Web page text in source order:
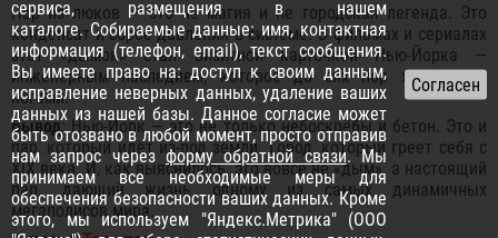
Пар из люков — это не магия и не городская легенда. Это
конденсат и сброс давления в системе. В фильмах и сериалах
этот «дымок» стал визитной карточкой Нью-Йорка —
инженерным наследием, которое до сих пор живёт под
ногами.
Вывод: Нью-Йорк — это не только небоскрёбы и бетон. Это и
пар, который идёт из-под земли. Город, который греет себя с
XIX века. И, как выяснилось, это вовсе не «дым», а настоящий
пар, дающий жизнь одному из самых динамичных
мегаполисов мира.
сервиса, размещения в нашем
каталоге. Собираемые данные: имя, контактная
информация (телефон, email), текст сообщения.
Вы имеете право на: доступ к своим данным,
исправление неверных данных, удаление ваших
данных из нашей базы. Данное согласие может
быть отозвано в любой момент, просто отправив
нам запрос черезформу обратной связи. Мы
принимаем все необходимые меры для
обеспечения безопасности ваших данных. Кроме
этого, мы используем "Яндекс.Метрика" (ООО